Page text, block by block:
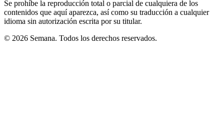
Se prohíbe la reproducción total o parcial de cualquiera de los
contenidos que aquí aparezca, así como su traducción a cualquier
idioma sin autorización escrita por su titular.
© 2026 Semana. Todos los derechos reservados.